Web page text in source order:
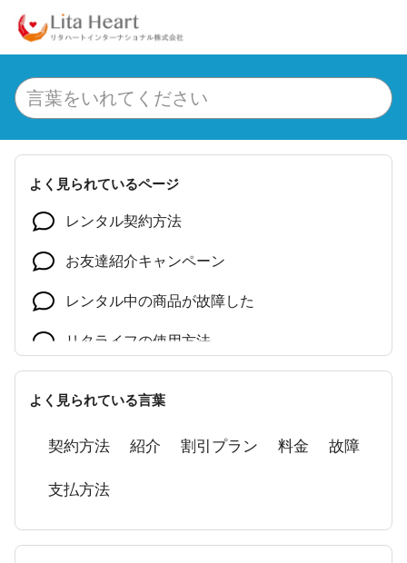
よく見られているページ
レンタル契約方法
お友達紹介キャンペーン
レンタル中の商品が故障した
リタライフの使用方法
シリアル番号の記載場所
よく見られている言葉
契約方法 紹介 割引プラン 料金
故障
支払方法